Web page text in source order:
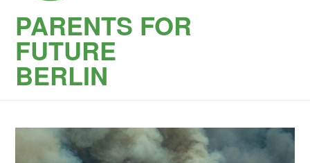
PARENTS FOR
FUTURE
BERLIN